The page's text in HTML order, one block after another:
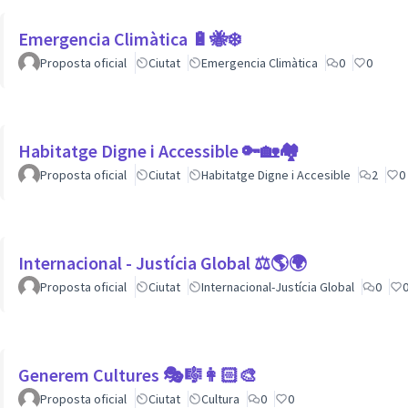
Emergencia Climàtica 🔋🐝❄️
Proposta oficial Ciutat Emergencia Climàtica 0 0
Habitatge Digne i Accessible 🔑🏡🏘
Proposta oficial Ciutat Habitatge Digne i Accesible 2 0
Internacional - Justícia Global ⚖️🌎🌍
Proposta oficial Ciutat Internacional-Justícia Global 0 0
Generem Cultures 🎭🎼👩🏻‍🎨
Proposta oficial Ciutat Cultura 0 0